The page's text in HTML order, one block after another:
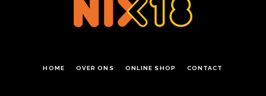
HOME OVER ONS ONLINE SHOP CONTACT